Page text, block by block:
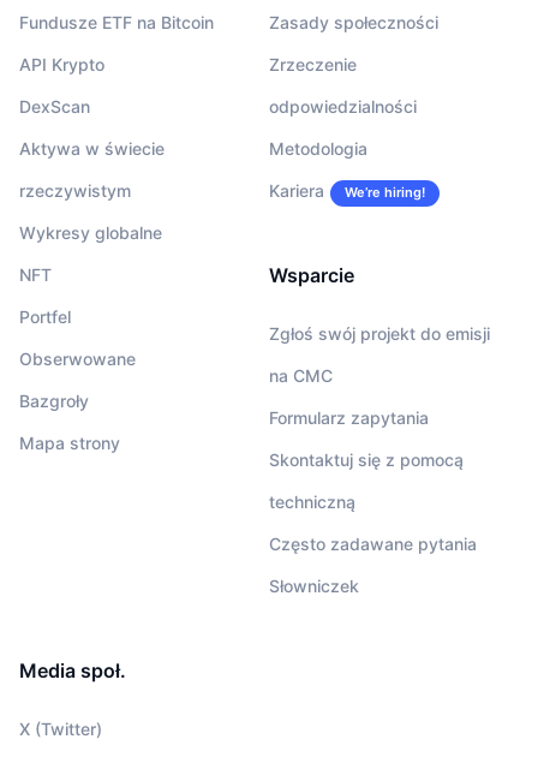
Fundusze ETF na Bitcoin
API Krypto
DexScan
Aktywa w świecie
rzeczywistym
Wykresy globalne
NFT
Portfel
Obserwowane
Bazgroły
Mapa strony
Zasady społeczności
Zrzeczenie
odpowiedzialności
Metodologia
Kariera We’re hiring!
Wsparcie
Zgłoś swój projekt do emisji
na CMC
Formularz zapytania
Skontaktuj się z pomocą
techniczną
Często zadawane pytania
Słowniczek
Media społ.
X (Twitter)